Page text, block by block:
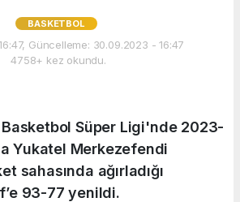
BASKETBOL
Güncelleme: 30.09.2023 - 16:47
4758+ kez okundu.
Süper Ligi'nde 2023-
Yukatel Merkezefendi
sahasında ağırladığı
93-77 yenildi.